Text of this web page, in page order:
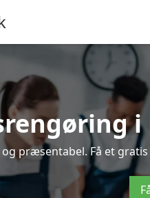
præsentabel. Få et